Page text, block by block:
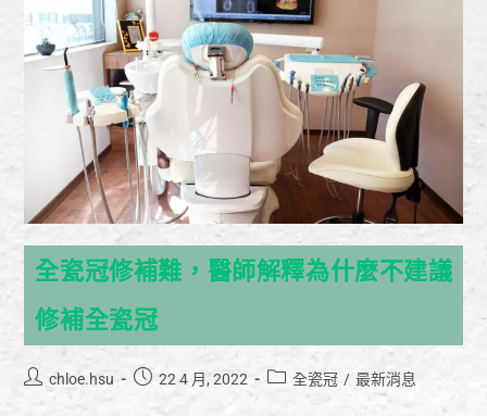
全瓷冠修補難，醫師解釋為什麼不建議
修補全瓷冠
chloe.hsu 22 4 月, 2022 全瓷冠 / 最新消息